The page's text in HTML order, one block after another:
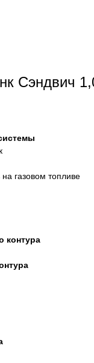
Сэндвич
газовом топливе
контура